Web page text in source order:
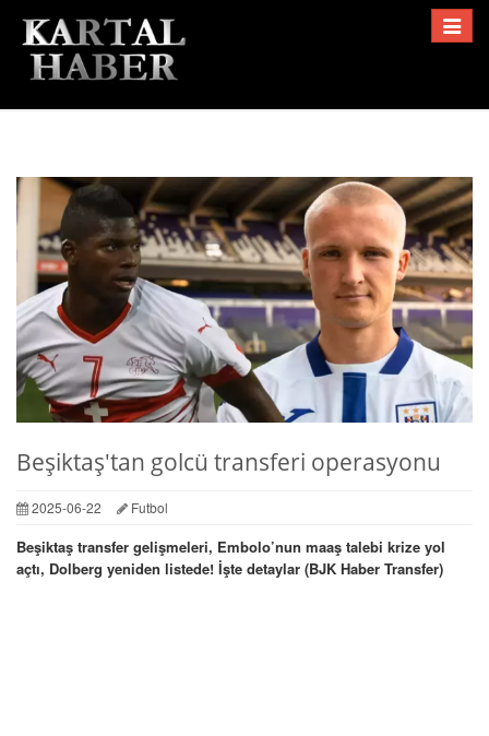
Toggle
Beşiktaş'tan golcü transferi operasyonu
2025-06-22 Futbol
Beşiktaş transfer gelişmeleri, Embolo’nun maaş talebi krize yol
açtı, Dolberg yeniden listede! İşte detaylar (BJK Haber Transfer)